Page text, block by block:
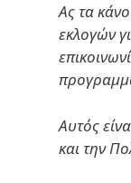
Ας τα
εκλογών
Αυτός
και την